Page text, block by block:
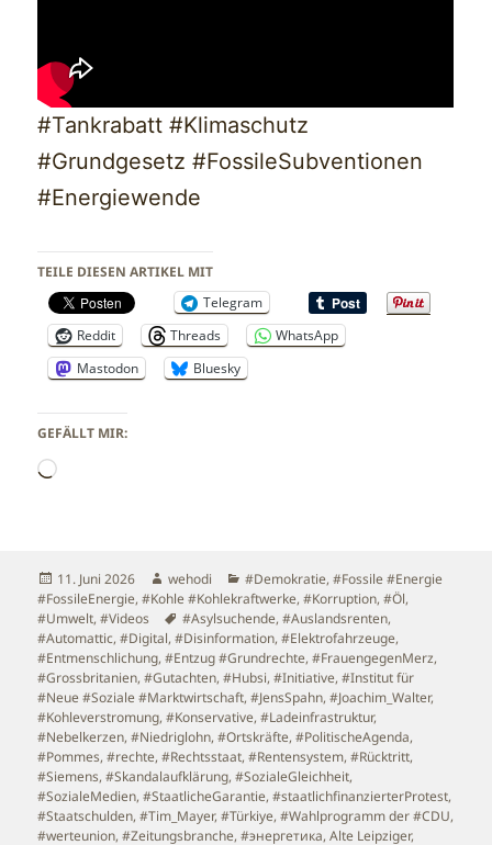
#Tankrabatt #Klimaschutz
#Grundgesetz #FossileSubventionen
#Energiewende
TEILE DIESEN ARTIKEL MIT
Telegram
Reddit
Threads
WhatsApp
Mastodon
Bluesky
GEFÄLLT MIR:
Wird
Veröffentlicht
am
11. Juni 2026 Autor
wehodi Kategorien
#Demokratie,#Fossile #Energie
#FossileEnergie,#Kohle #Kohlekraftwerke,#Korruption,#Öl,
#Umwelt,#Videos Schlagwörter
#Asylsuchende,#Auslandsrenten,
#Automattic,#Digital,#Disinformation,#Elektrofahrzeuge,
#Entmenschlichung,#Entzug #Grundrechte,#FrauengegenMerz,
#Grossbritanien,#Gutachten,#Hubsi,#Initiative,#Institut für
#Neue #Soziale #Marktwirtschaft,#JensSpahn,#Joachim_Walter,
#Kohleverstromung,#Konservative,#Ladeinfrastruktur,
#Nebelkerzen,#Niedriglohn,#Ortskräfte,#PolitischeAgenda,
#Pommes,#rechte,#Rechtsstaat,#Rentensystem,#Rücktritt,
#Siemens,#Skandalaufklärung,#SozialeGleichheit,
#SozialeMedien,#StaatlicheGarantie,#staatlichfinanzierterProtest,
#Staatschulden,#Tim_Mayer,#Türkiye,#Wahlprogramm der #CDU,
#werteunion,#Zeitungsbranche,#энергетика,Alte Leipziger,